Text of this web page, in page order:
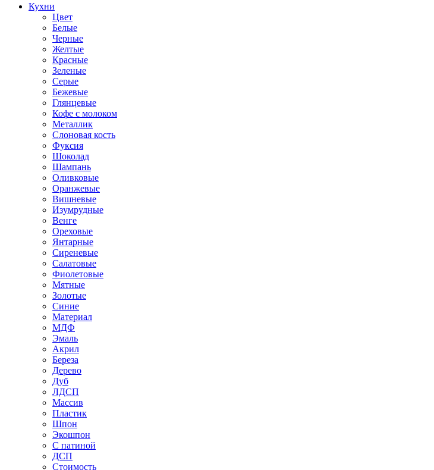
Кухни
Цвет
Белые
Черные
Желтые
Красные
Зеленые
Серые
Бежевые
Глянцевые
Кофе с молоком
Металлик
Слоновая кость
Фуксия
Шоколад
Шампань
Оливковые
Оранжевые
Вишневые
Изумрудные
Венге
Ореховые
Янтарные
Сиреневые
Салатовые
Фиолетовые
Мятные
Золотые
Синие
Материал
МДФ
Эмаль
Акрил
Береза
Дерево
Дуб
ЛДСП
Массив
Пластик
Шпон
Экошпон
С патиной
ДСП
Стоимость